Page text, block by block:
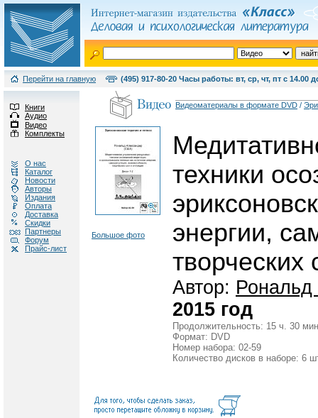
Перейти на главную (495) 917-80-20 Часы работы: вт, ср, чт, пт с 14.00
Книги
Аудио
Видео
Комплекты
О нас
Каталог
Новости
Авторы
Издания
Оплата
Доставка
Скидки
Партнеры
Форум
Прайс-лист
Видеоматериалы в формате DVD /
Большое фото
техники
энергии,
творческих
Автор: Рональд
2015 год
Продолжительность: 15 ч. 30
Формат: DVD
Номер набора: 02-59
Количество дисков в наборе: 6